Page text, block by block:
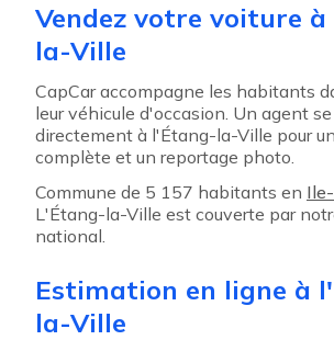
Vendez votre voiture
la-Ville
CapCar accompagne les habitants
leur véhicule d'occasion. Un agent
directement à l'Étang-la-Ville pour
complète et un reportage photo.
Commune de 5 157 habitants en
L'Étang-la-Ville est couverte par
national.
Estimation en ligne à
la-Ville